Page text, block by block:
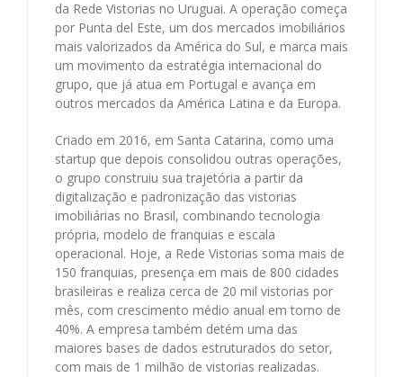
da Rede Vistorias no Uruguai. A operação começa
por Punta del Este, um dos mercados imobiliários
mais valorizados da América do Sul, e marca mais
um movimento da estratégia internacional do
grupo, que já atua em Portugal e avança em
outros mercados da América Latina e da Europa.
Criado em 2016, em Santa Catarina, como uma
startup que depois consolidou outras operações,
o grupo construiu sua trajetória a partir da
digitalização e padronização das vistorias
imobiliárias no Brasil, combinando tecnologia
própria, modelo de franquias e escala
operacional. Hoje, a Rede Vistorias soma mais de
150 franquias, presença em mais de 800 cidades
brasileiras e realiza cerca de 20 mil vistorias por
mês, com crescimento médio anual em torno de
40%. A empresa também detém uma das
maiores bases de dados estruturados do setor,
com mais de 1 milhão de vistorias realizadas.